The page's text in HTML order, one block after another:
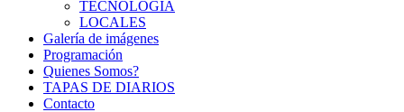
TECNOLOGÍA
LOCALES
Galería de imágenes
Programación
Quienes Somos?
TAPAS DE DIARIOS
Contacto